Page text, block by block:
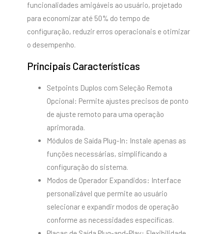
funcionalidades amigáveis ao usuário, projetado
para economizar até 50% do tempo de
configuração, reduzir erros operacionais e otimizar
o desempenho.
Principais Características
Setpoints Duplos com Seleção Remota
Opcional: Permite ajustes precisos de ponto
de ajuste remoto para uma operação
aprimorada.
Módulos de Saída Plug-In: Instale apenas as
funções necessárias, simplificando a
configuração do sistema.
Modos de Operador Expandidos: Interface
personalizável que permite ao usuário
selecionar e expandir modos de operação
conforme as necessidades específicas.